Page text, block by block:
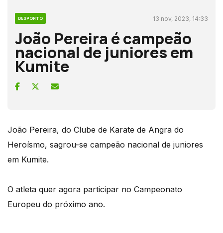
DESPORTO 13 nov, 2023, 14:33
João Pereira é campeão
nacional de juniores em
Kumite
João Pereira, do Clube de Karate de Angra do
Heroísmo, sagrou-se campeão nacional de juniores
em Kumite.
O atleta quer agora participar no Campeonato
Europeu do próximo ano.